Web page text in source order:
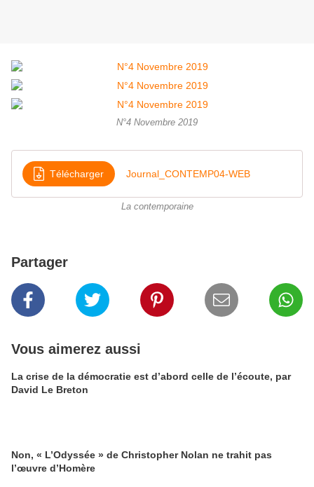
N°4 Novembre 2019
Télécharger Journal_CONTEMP04-WEB
La contemporaine
Partager
Vous aimerez aussi
La crise de la démocratie est d’abord celle de l’écoute, par
David Le Breton
Non, « L’Odyssée » de Christopher Nolan ne trahit pas
l’œuvre d’Homère